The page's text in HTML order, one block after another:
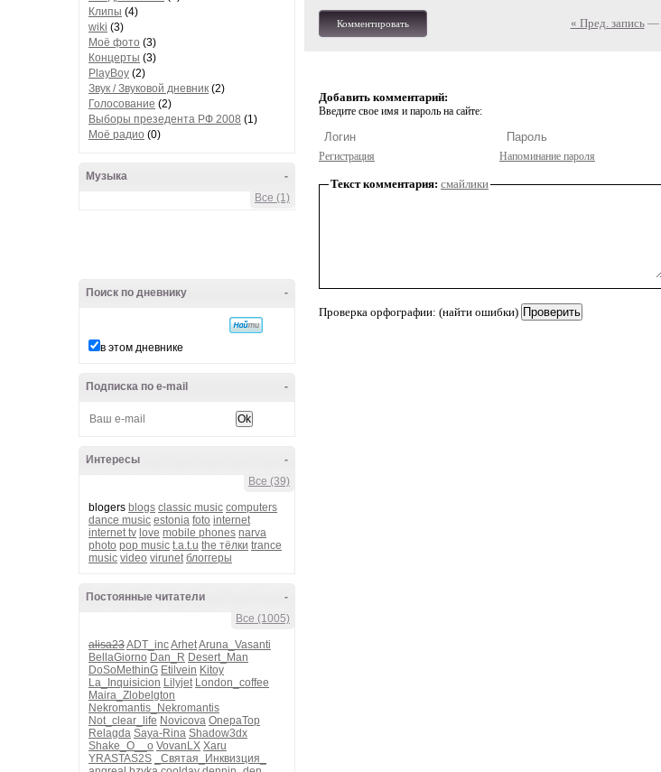
Клипы (4)
wiki (3)
Моё фото (3)
Концерты (3)
PlayBoy (2)
Звук / Звуковой дневник (2)
Голосование (2)
Выборы презедента РФ 2008 (1)
Моё радио (0)
-
Музыка
Все (1)
-
Поиск по дневнику
в этом дневнике
-
Подписка по e-mail
-
Интересы
Все (39)
blogers blogs classic music computers
dance music estonia foto internet
internet tv love mobile phones narva
photo pop music t.a.t.u the тёлки trance
music video virunet блоггеры
-
Постоянные читатели
Все (1005)
alisa23ADT_incArhetAruna_Vasanti
BellaGiorno Dan_R Desert_Man
DoSoMethinG Etilvein Kitoy
La_Inquisicion Lilyjet London_coffee
Maira_Zlobelgton
Nekromantis_Nekromantis
Not_clear_life Novicova OnepaTop
Relagda Saya-Rina Shadow3dx
Shake_O__o VovanLX Xaru
YRASTAS2S
_Святая_Инквизция_
Комментировать « Пред. запись—
Добавить комментарий:
Введите свое имя и пароль на сайте:
Регистрация Напоминание пароля
Текст комментария: смайлики
Проверка орфографии: (найти ошибки)